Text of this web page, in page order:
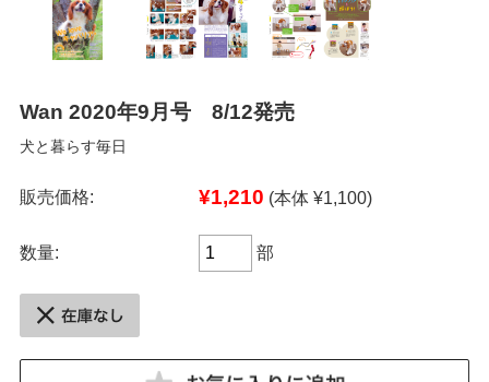
Wan 2020年9月号 8/12発売
犬と暮らす毎日
販売価格: ¥1,210 (本体 ¥1,100)
数量: 部